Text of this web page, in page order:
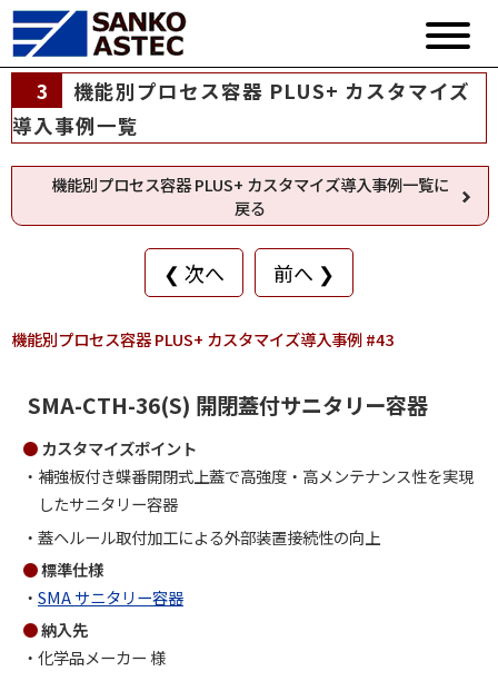
3
機能別プロセス容器 PLUS+ カスタマイズ
導入事例一覧
機能別プロセス容器 PLUS+ カスタマイズ導入事例一覧に
戻る
❮ 次へ 前へ ❯
機能別プロセス容器 PLUS+ カスタマイズ導入事例 #43
SMA-CTH-36(S) 開閉蓋付サニタリー容器
カスタマイズポイント
補強板付き蝶番開閉式上蓋で高強度・高メンテナンス性を実現
したサニタリー容器
蓋ヘルール取付加工による外部装置接続性の向上
標準仕様
SMA サニタリー容器
納入先
化学品メーカー 様